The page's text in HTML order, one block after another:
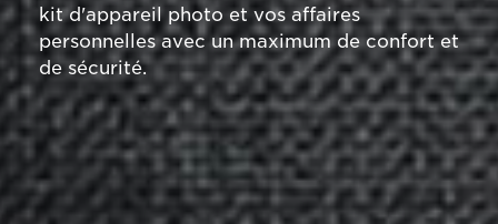
kit d'appareil photo et vos affaires
personnelles avec un maximum de confort et
de sécurité.